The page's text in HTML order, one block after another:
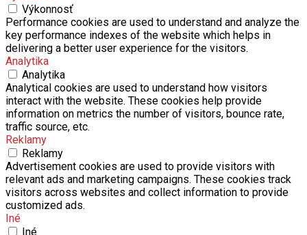
Výkonnosť
Performance cookies are used to understand and analyze the
key performance indexes of the website which helps in
delivering a better user experience for the visitors.
Analytika
Analytika
Analytical cookies are used to understand how visitors
interact with the website. These cookies help provide
information on metrics the number of visitors, bounce rate,
traffic source, etc.
Reklamy
Reklamy
Advertisement cookies are used to provide visitors with
relevant ads and marketing campaigns. These cookies track
visitors across websites and collect information to provide
customized ads.
Iné
Iné